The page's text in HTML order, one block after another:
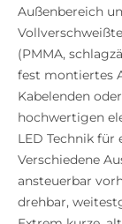
Außenbereich
(PMMA,
fest montiertes
Kabelenden
hochwertigen
LED Technik
Verschiedene
ansteuerbar
drehbar,